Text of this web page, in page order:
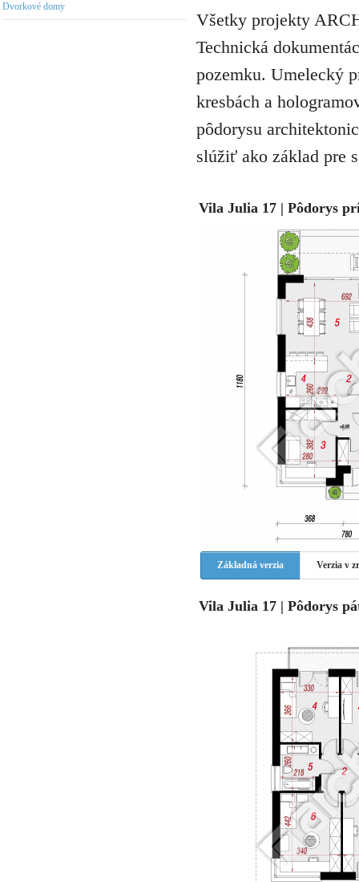
Dvorkové domy
Všetky projekty
Technická
pozemku. Umelecký
kresbách a
pôdorysu
slúžiť ako základ pre
Vila Julia 17 | Pôdorys
Základná verzia Verzia v
Vila Julia 17 | Pôdorys